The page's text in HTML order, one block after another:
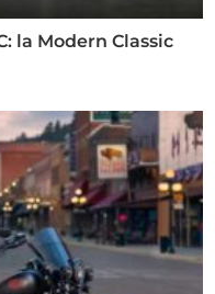
la Modern Classic